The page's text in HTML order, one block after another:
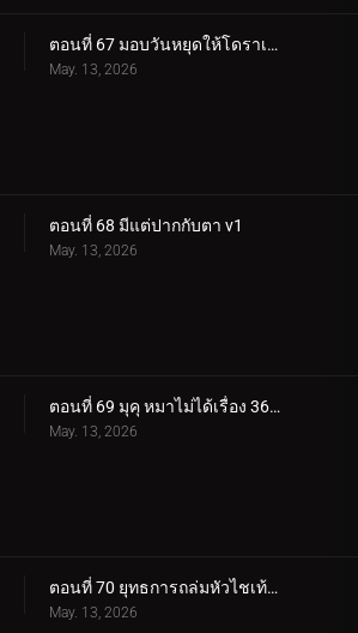
ตอนที่ 67 มอบวันหยุดให้โดราเอมอน
May. 13, 2026
ตอนที่ 68 มีแต่ปากกับตา v1
May. 13, 2026
ตอนที่ 69 มุคุ หมาไม่ได้เรื่อง 360p
May. 13, 2026
ตอนที่ 70 ยุทธการถล่มหัวไชเท้าของโนบิตะ
May. 13, 2026